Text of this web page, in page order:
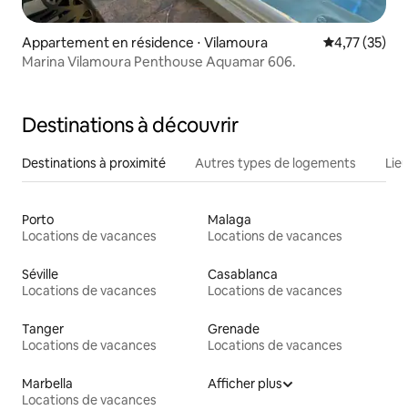
Appartement en résidence ⋅ Vilamoura Évaluation
4,77 (35)
Marina Vilamoura Penthouse Aquamar 606.
Destinations à découvrir
Destinations à proximité Autres types de logements
Porto
Locations de vacances
Malaga
Locations de vacances
Séville
Locations de vacances
Casablanca
Locations de vacances
Tanger
Locations de vacances
Grenade
Locations de vacances
Marbella
Locations de vacances
Afficher plus